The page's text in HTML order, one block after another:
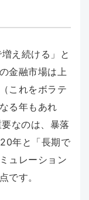
え続ける」と
金融市場は上
これをボラテ
る年もあれ
なのは、暴落
年と「長期で
ュレーション
です。